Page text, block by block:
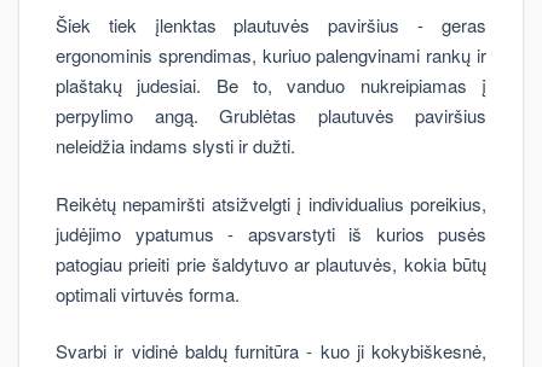
Šiek tiek įlenktas plautuvės paviršius - geras
ergonominis sprendimas, kuriuo palengvinami rankų ir
plaštakų judesiai. Be to, vanduo nukreipiamas į
perpylimo angą. Grublėtas plautuvės paviršius
neleidžia indams slysti ir dužti.
Reikėtų nepamiršti atsižvelgti į individualius poreikius,
judėjimo ypatumus - apsvarstyti iš kurios pusės
patogiau prieiti prie šaldytuvo ar plautuvės, kokia būtų
optimali virtuvės forma.
Svarbi ir vidinė baldų furnitūra - kuo ji kokybiškesnė,